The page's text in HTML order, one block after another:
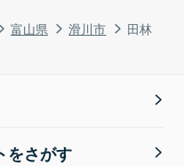
富山県 滑川市 田林
をさがす